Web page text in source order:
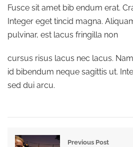
Fusce sit amet bib endum erat.
Integer eget tincid magna.
pulvinar, est lacus fringilla non
cursus risus lacus nec lacus.
id bibendum neque sagittis ut.
sed dui arcu.
Previous Post